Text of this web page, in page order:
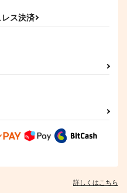
ス決済
詳しくはこちら